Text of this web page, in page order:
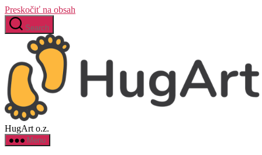
Preskočiť na obsah
Search
HugArt o.z.
Menu